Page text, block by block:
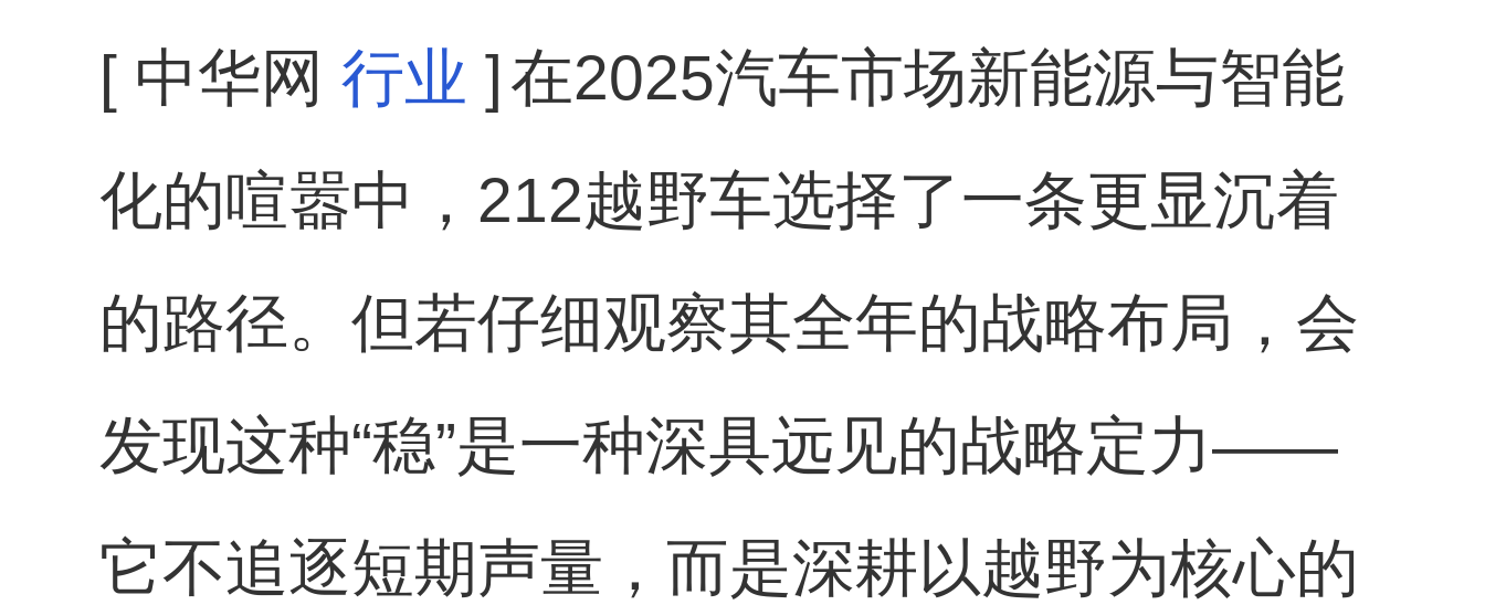
[ 中华网 行业 ]在2025汽车市场新能源与智能
化的喧嚣中，212越野车选择了一条更显沉着
的路径。但若仔细观察其全年的战略布局，会
发现这种“稳”是一种深具远见的战略定力——
它不追逐短期声量，而是深耕以越野为核心的